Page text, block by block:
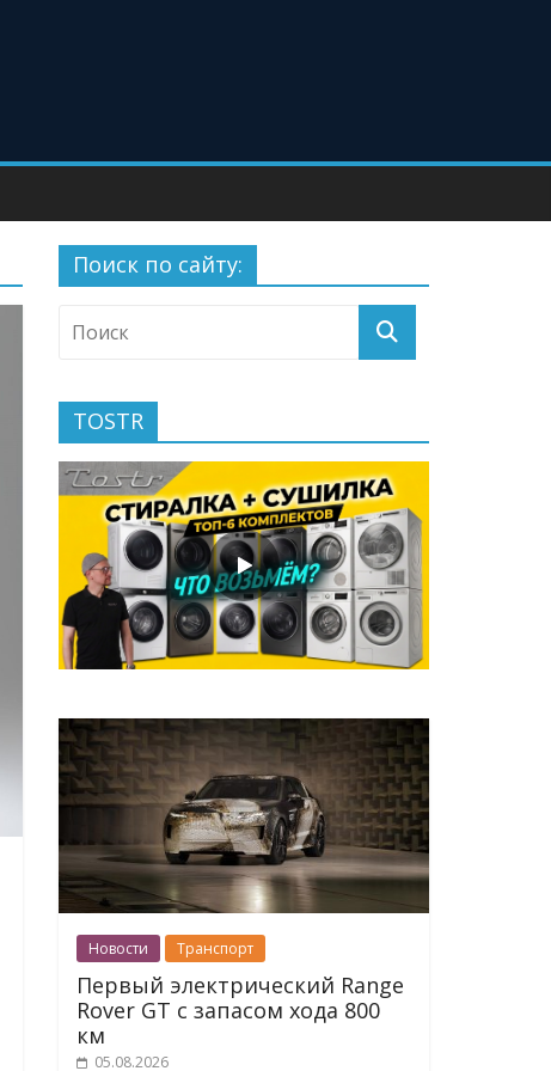
Поиск по сайту:
TOSTR
Новости Транспорт
Первый электрический Range
Rover GT с запасом хода 800
км
05.08.2026